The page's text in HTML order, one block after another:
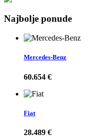
Najbolje ponude
Mercedes-Benz
60.654 €
Fiat
28.489 €